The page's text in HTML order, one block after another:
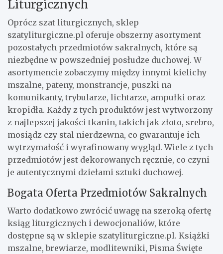
Liturgicznych
Oprócz szat liturgicznych, sklep
szatyliturgiczne.pl oferuje obszerny asortyment
pozostałych przedmiotów sakralnych, które są
niezbędne w powszedniej posłudze duchowej. W
asortymencie zobaczymy między innymi kielichy
mszalne, pateny, monstrancje, puszki na
komunikanty, trybularze, lichtarze, ampułki oraz
kropidła. Każdy z tych produktów jest wytworzony
z najlepszej jakości tkanin, takich jak złoto, srebro,
mosiądz czy stal nierdzewna, co gwarantuje ich
wytrzymałość i wyrafinowany wygląd. Wiele z tych
przedmiotów jest dekorowanych ręcznie, co czyni
je autentycznymi dziełami sztuki duchowej.
Bogata Oferta Przedmiotów Sakralnych
Warto dodatkowo zwrócić uwagę na szeroką ofertę
ksiąg liturgicznych i dewocjonaliów, które
dostępne są w sklepie szatyliturgiczne.pl. Książki
mszalne, brewiarze, modlitewniki, Pisma Święte